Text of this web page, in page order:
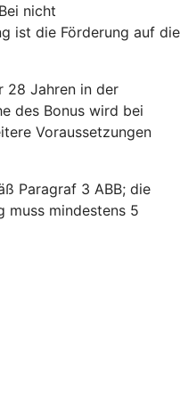
nicht
ist die Förderung auf die
28 Jahren in der
des Bonus wird bei
Voraussetzungen
Paragraf 3 ABB; die
muss mindestens 5